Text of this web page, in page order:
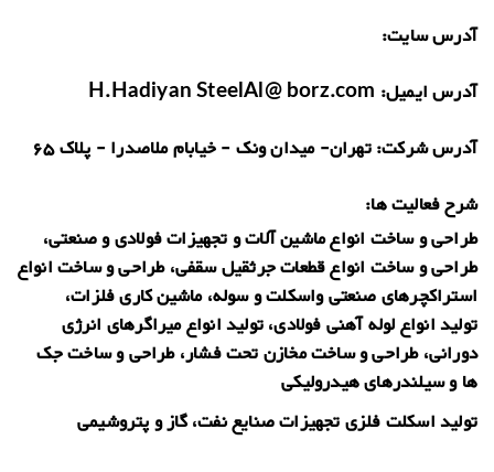
آدرس سایت:
آدرس ایمیل: H.Hadiyan SteelAl@ borz.com
آدرس شرکت:تهران- میدان ونک - خیابام ملاصدرا - پلاک 65
شرح فعالیت ها:
طراحی و ساخت انواع ماشین آلات و تجهیزات فولادی و صنعتی،
طراحی و ساخت انواع قطعات جرثقیل سقفی، طراحی و ساخت انواع
استراکچرهای صنعتی واسکلت و سوله، ماشین کاری فلزات،
تولیدانواع لوله آهنی فولادی، تولید انواع میراگرهای انرژی
دورانی، طراحی و ساخت مخازن تحت فشار، طراحی و ساخت جک
ها و سیلندرهای هیدرولیکی
تولید اسکلت فلزی تجهیزات صنایع نفت، گاز و پتروشیمی